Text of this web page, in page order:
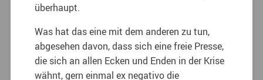
überhaupt.
Was hat das eine mit dem anderen zu tun,
abgesehen davon, dass sich eine freie Presse,
die sich an allen Ecken und Enden in der Krise
wähnt, gern einmal ex negativo die